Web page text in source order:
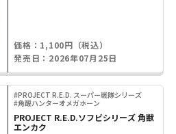
価格：1,100円（税込）
発売日：2026年07月25日
#PROJECT R.E.D. スーパー戦隊シリーズ
#角醒ハンターオメガホーン
PROJECT R.E.D.ソフビシリーズ 角獣
エンカク